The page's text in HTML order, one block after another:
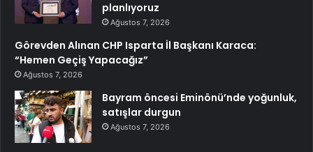
planlıyoruz
Ağustos 7, 2026
Görevden Alınan CHP Isparta İl Başkanı Karaca:
“Hemen Geçiş Yapacağız”
Ağustos 7, 2026
Bayram öncesi Eminönü’nde yoğunluk,
satışlar durgun
Ağustos 7, 2026